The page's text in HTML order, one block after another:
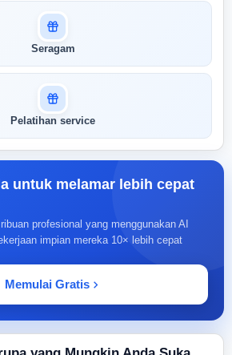
Seragam
Pelatihan service
untuk melamar lebih cepat
profesional yang menggunakan AI
impian mereka 10× lebih cepat
Memulai Gratis